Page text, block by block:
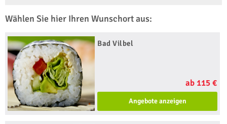
Wählen Sie hier Ihren Wunschort aus:
Bad Vilbel
ab 115 €
Angebote anzeigen